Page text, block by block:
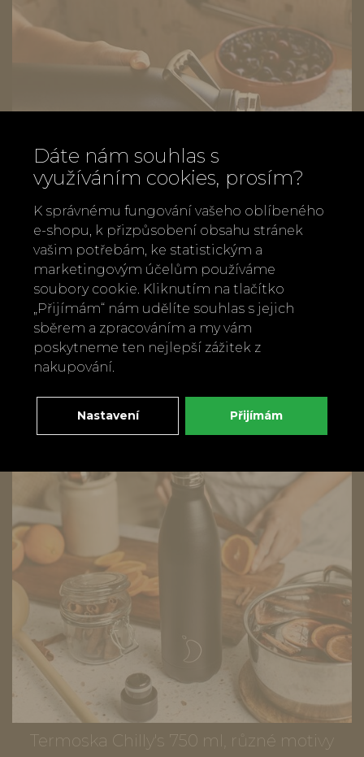
Termoska Chilly's 1,8l
1 090 Kč
Termoska Chilly's 750 ml, různé motivy
Dáte nám souhlas s
využíváním cookies, prosím?
K správnému fungování vašeho oblíbeného
e-shopu, k přizpůsobení obsahu stránek
vašim potřebám, ke statistickým a
marketingovým účelům používáme
soubory cookie. Kliknutím na tlačítko
„Přijímám“ nám udělíte souhlas s jejich
sběrem a zpracováním a my vám
poskytneme ten nejlepší zážitek z
nakupování.
Nastavení Přijímám